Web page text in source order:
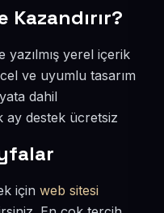
Kazandırır?
yerel içerik
ve uyumlu tasarım
dahil
ay destek ücretsiz
için web sitesi